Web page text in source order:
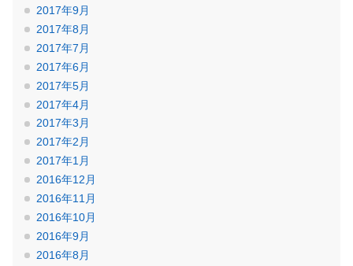
2017年9月
2017年8月
2017年7月
2017年6月
2017年5月
2017年4月
2017年3月
2017年2月
2017年1月
2016年12月
2016年11月
2016年10月
2016年9月
2016年8月